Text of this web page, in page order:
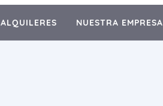
ALQUILERES NUESTRA EMPRESA